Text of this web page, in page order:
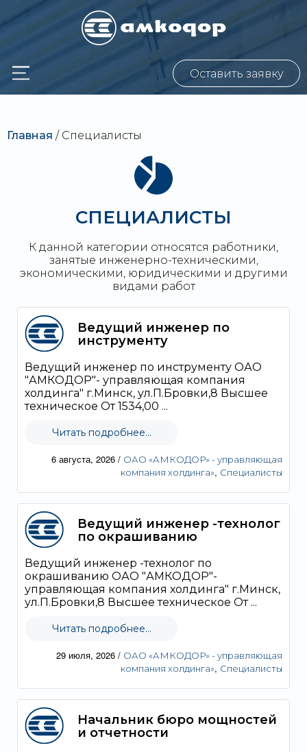
Оставить заявку
Главная / Специалисты
СПЕЦИАЛИСТЫ
К данной категории относятся работники,
занятые инженерно-техническими,
экономическими, юридическими и другими
видами работ
Ведущий инженер по
инструменту
Ведущий инженер по инструменту ОАО
"АМКОДОР"- управляющая компания
холдинга" г.Минск, ул.П.Бровки,8 Высшее
техническое От 1534,00 ...
Читать подробнее...
6 августа, 2026 / ОАО «АМКОДОР» - управляющая
компания холдинга», Специалисты
Ведущий инженер -технолог
по окрашиванию
Ведущий инженер -технолог по
окрашиванию ОАО "АМКОДОР"-
управляющая компания холдинга" г.Минск,
ул.П.Бровки,8 Высшее техническое От ...
Читать подробнее...
29 июля, 2026 / ОАО «АМКОДОР» - управляющая
компания холдинга», Специалисты
Начальник бюро мощностей
и отчетности